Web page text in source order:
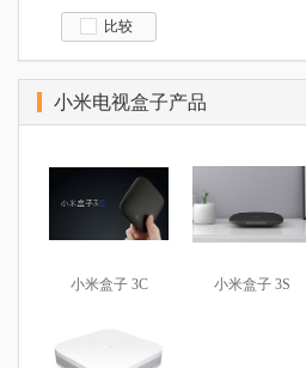
比较
小米电视盒子产品
小米盒子 3C 小米盒子 3S